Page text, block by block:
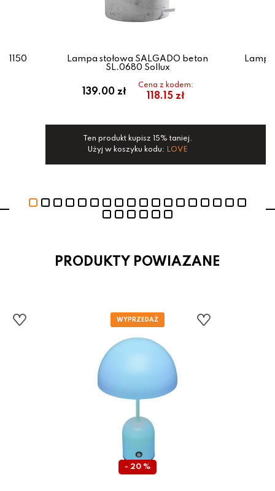
Lampa stołowa SALGADO beton
SL.0680 Sollux
139.00 zł
Cena z kodem:
118.15 zł
Ten produkt kupisz 15% taniej.
Użyj w koszyku kodu: LOVE
PRODUKTY POWIAZANE
- 20 %